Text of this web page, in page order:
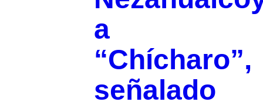
a
“Chícharo”,
señalado